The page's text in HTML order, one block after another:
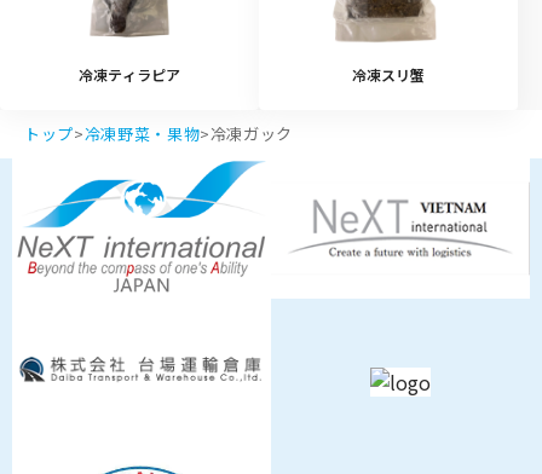
冷凍ティラピア 冷凍スリ蟹
トップ>冷凍野菜・果物>冷凍ガック